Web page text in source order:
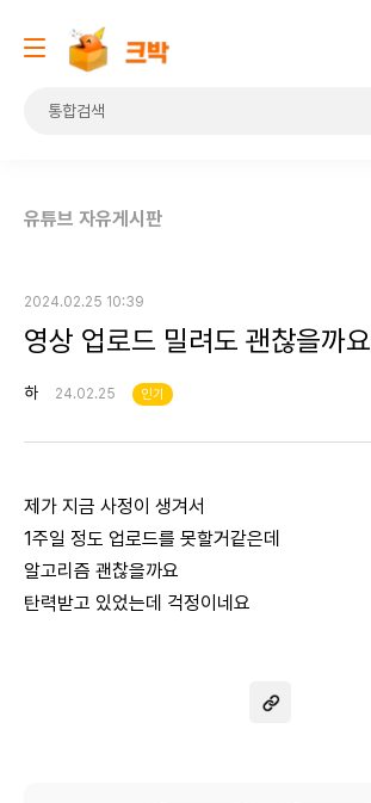
유튜브 자유게시판
2024.02.25 10:39
영상 업로드 밀려도 괜찮을까요
하 24.02.25 인기
제가 지금 사정이 생겨서
1주일 정도 업로드를 못할거같은데
알고리즘 괜찮을까요
탄력받고 있었는데 걱정이네요